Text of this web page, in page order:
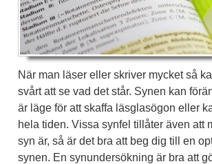
När man läser eller skriver mycket så
svårt att se vad det står. Synen kan
är läge för att skaffa läsglasögon eller
hela tiden. Vissa synfel tillåter även att
syn är, så är det bra att beg dig till en
synen. En synundersökning är bra att